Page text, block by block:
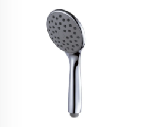
עם מסנני מקלחת מתקדמים. ש
upgrading עכשיו לראש מסנן
מקלחת המדורג ביותר שלנו